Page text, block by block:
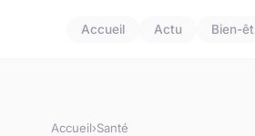
Accueil Actu Bien-
Accueil›Santé